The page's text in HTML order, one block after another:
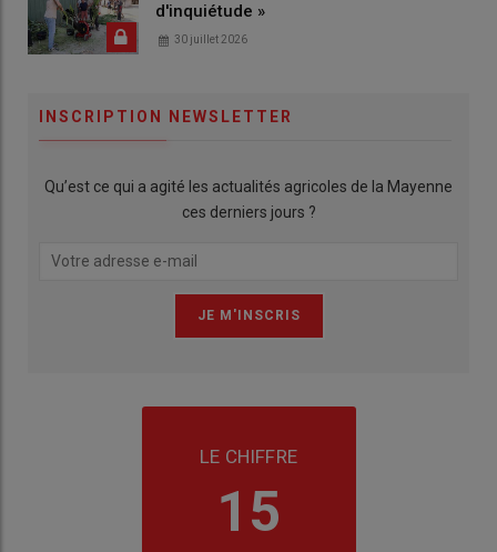
d'inquiétude »
30 juillet 2026
INSCRIPTION NEWSLETTER
Qu’est ce qui a agité les actualités agricoles de la Mayenne
ces derniers jours ?
LE CHIFFRE
15